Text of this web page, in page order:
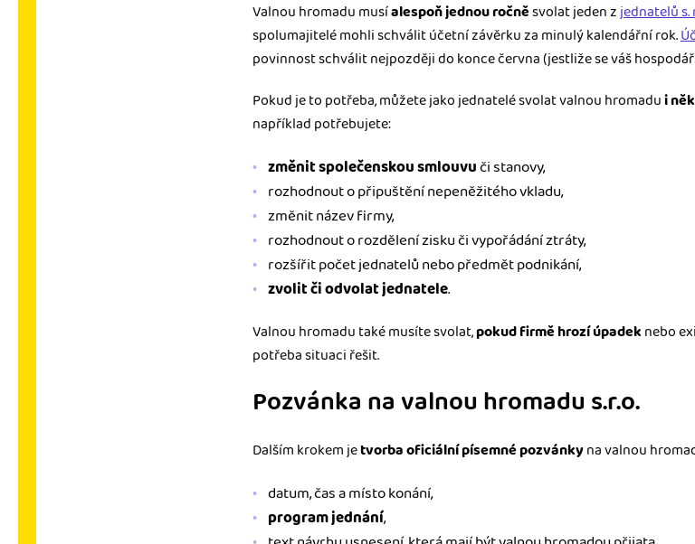
Valnou hromadu musíalespoň jednou ročněsvolat jeden zjednatelů s.
spolumajitelé mohli schválit účetní závěrku za minulý kalendářní rok.
povinnost schválit nejpozději do konce června (jestliže se váš
Pokud je to potřeba, můžete jako jednatelé svolat valnou hromadui
například potřebujete:
změnit společenskou smlouvuči stanovy,
rozhodnout o připuštění nepeněžitého vkladu,
změnit název firmy,
rozhodnout o rozdělení zisku či vypořádání ztráty,
rozšířit počet jednatelů nebo předmět podnikání,
zvolit či odvolat jednatele.
Valnou hromadu také musíte svolat,pokud firmě hrozí úpadek nebo
potřeba situaci řešit.
Pozvánka na valnou hromadu s.r.o.
Dalším krokem jetvorba oficiálnípísemnépozvánkyna valnou
datum, čas a místo konání,
program jednání,